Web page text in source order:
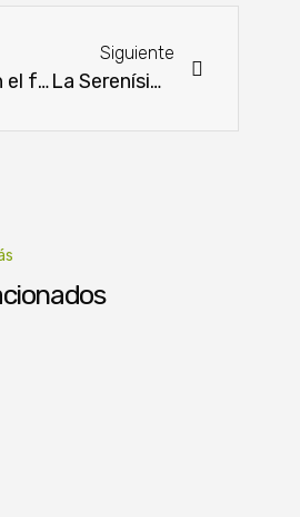
Detallan el funcionamiento de la herramienta de crédito a disposición de los productores
Siguiente
La Serenísima Danone vuelve con sus marcas más icónicas a Paraguay